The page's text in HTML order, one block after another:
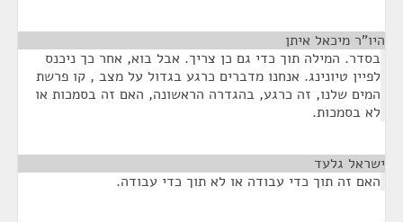
היו"ר מיכאל איתן
בסדר. המילה תוך כדי גם כן צריך. אבל בוא, אחר כך ניכנס
לפיין טיונינג. אנחנו מדברים כרגע בגדול על מצב , קו פרשת
המים שלנו, זה כרגע, בהגדרה הראשונה, האם זה בסמכות או
לא בסמכות.
ישראל גלעד
האם זה תוך כדי עבודה או לא תוך כדי עבודה.